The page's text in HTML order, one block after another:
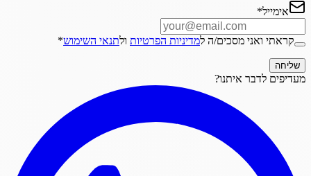
אימייל*
קראתי ואני מסכים/ה למדיניות הפרטיות ולתנאי השימוש*
שליחה
מעדיפים לדבר איתנו?